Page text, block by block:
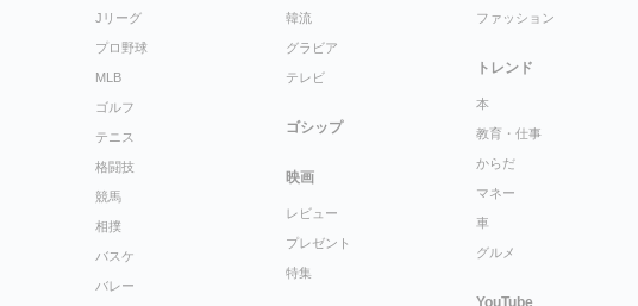
Jリーグ
プロ野球
MLB
ゴルフ
テニス
格闘技
競馬
相撲
バスケ
バレー
韓流
グラビア
テレビ
ゴシップ
映画
レビュー
プレゼント
特集
ファッション
トレンド
本
教育・仕事
からだ
マネー
車
グルメ
YouTube